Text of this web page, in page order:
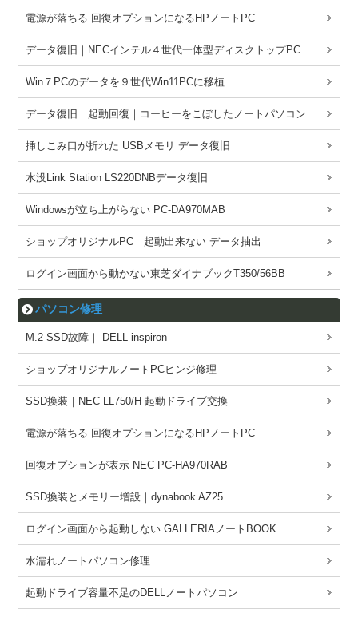
電源が落ちる 回復オプションになるHPノートPC
データ復旧｜NECインテル４世代一体型ディスクトップPC
Win７PCのデータを９世代Win11PCに移植
データ復旧 起動回復｜コーヒーをこぼしたノートパソコン
挿しこみ口が折れた USBメモリ データ復旧
水没Link Station LS220DNBデータ復旧
Windowsが立ち上がらない PC-DA970MAB
ショップオリジナルPC 起動出来ない データ抽出
ログイン画面から動かない東芝ダイナブックT350/56BB
パソコン修理
M.2 SSD故障｜ DELL inspiron
ショップオリジナルノートPCヒンジ修理
SSD換装｜NEC LL750/H 起動ドライブ交換
電源が落ちる 回復オプションになるHPノートPC
回復オプションが表示 NEC PC-HA970RAB
SSD換装とメモリー増設｜dynabook AZ25
ログイン画面から起動しない GALLERIAノートBOOK
水濡れノートパソコン修理
起動ドライブ容量不足のDELLノートパソコン